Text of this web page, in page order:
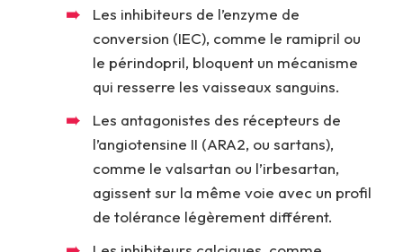
Les inhibiteurs de l’enzyme de
conversion (IEC), comme le ramipril ou
le périndopril, bloquent un mécanisme
qui resserre les vaisseaux sanguins.
Les antagonistes des récepteurs de
l’angiotensine II (ARA2, ou sartans),
comme le valsartan ou l’irbesartan,
agissent sur la même voie avec un profil
de tolérance légèrement différent.